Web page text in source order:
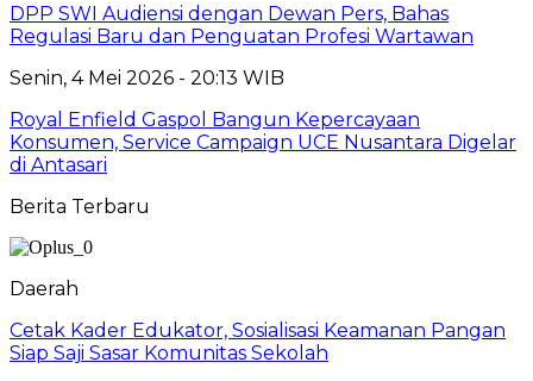
DPP SWI Audiensi dengan Dewan Pers, Bahas
Regulasi Baru dan Penguatan Profesi Wartawan
Senin, 4 Mei 2026 - 20:13 WIB
Royal Enfield Gaspol Bangun Kepercayaan
Konsumen, Service Campaign UCE Nusantara Digelar
di Antasari
Berita Terbaru
Daerah
Cetak Kader Edukator, Sosialisasi Keamanan Pangan
Siap Saji Sasar Komunitas Sekolah